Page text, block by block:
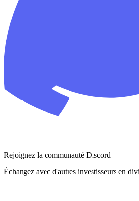
Rejoignez la communauté Discord
Échangez avec d'autres investisseurs en